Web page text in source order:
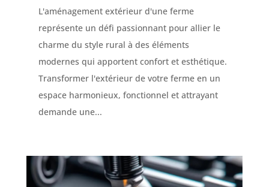
L'aménagement extérieur d'une ferme
représente un défi passionnant pour allier le
charme du style rural à des éléments
modernes qui apportent confort et esthétique.
Transformer l'extérieur de votre ferme en un
espace harmonieux, fonctionnel et attrayant
demande une...